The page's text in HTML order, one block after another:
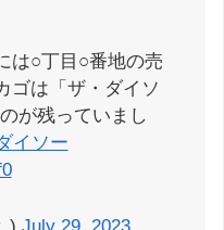
は○丁目○番地の売
ゴは「ザ・ダイソ
が残っていまし
イソー